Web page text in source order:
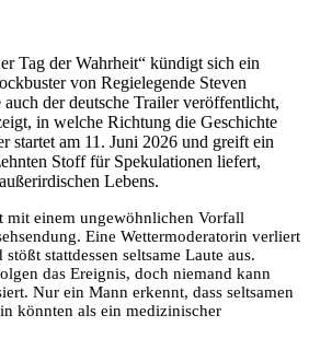
Tag der Wahrheit“ kündigt sich ein
von Regielegende Steven
der deutsche Trailer veröffentlicht,
in welche Richtung die Geschichte
startet am 11. Juni 2026 und greift ein
Stoff für Spekulationen liefert,
Lebens.
mit einem ungewöhnlichen Vorfall
Eine Wettermoderatorin verliert
stattdessen seltsame Laute aus.
das Ereignis, doch niemand kann
Nur ein Mann erkennt, dass seltsamen
könnten als ein medizinischer